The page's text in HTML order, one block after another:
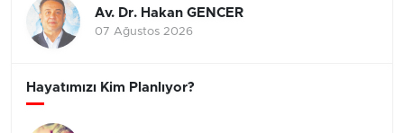
Av. Dr. Hakan GENCER
07 Ağustos 2026
Hayatımızı Kim Planlıyor?